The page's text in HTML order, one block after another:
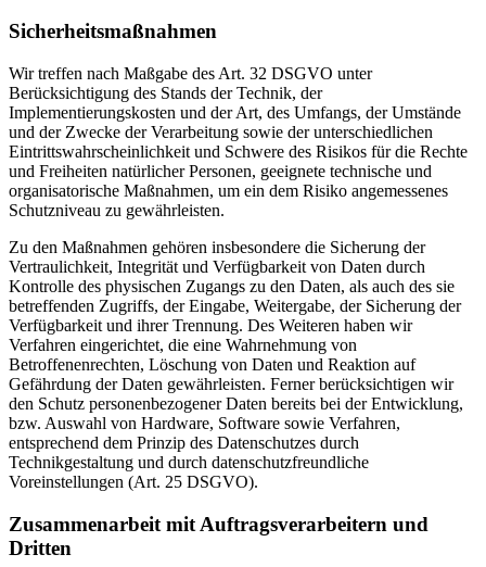
Sicherheitsmaßnahmen
Wir treffen nach Maßgabe des Art. 32 DSGVO unter
Berücksichtigung des Stands der Technik, der
Implementierungskosten und der Art, des Umfangs, der Umstände
und der Zwecke der Verarbeitung sowie der unterschiedlichen
Eintrittswahrscheinlichkeit und Schwere des Risikos für die Rechte
und Freiheiten natürlicher Personen, geeignete technische und
organisatorische Maßnahmen, um ein dem Risiko angemessenes
Schutzniveau zu gewährleisten.
Zu den Maßnahmen gehören insbesondere die Sicherung der
Vertraulichkeit, Integrität und Verfügbarkeit von Daten durch
Kontrolle des physischen Zugangs zu den Daten, als auch des sie
betreffenden Zugriffs, der Eingabe, Weitergabe, der Sicherung der
Verfügbarkeit und ihrer Trennung. Des Weiteren haben wir
Verfahren eingerichtet, die eine Wahrnehmung von
Betroffenenrechten, Löschung von Daten und Reaktion auf
Gefährdung der Daten gewährleisten. Ferner berücksichtigen wir
den Schutz personenbezogener Daten bereits bei der Entwicklung,
bzw. Auswahl von Hardware, Software sowie Verfahren,
entsprechend dem Prinzip des Datenschutzes durch
Technikgestaltung und durch datenschutzfreundliche
Voreinstellungen (Art. 25 DSGVO).
Zusammenarbeit mit Auftragsverarbeitern und
Dritten